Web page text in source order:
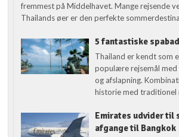
fremmest på Middelhavet. Mange rejsende
Thailands øer er den perfekte
5 fantastiske
Thailand er kendt som
populære rejsemål
og afslapning.
historie med traditionel
Emirates udvider til
afgange til Bangkok